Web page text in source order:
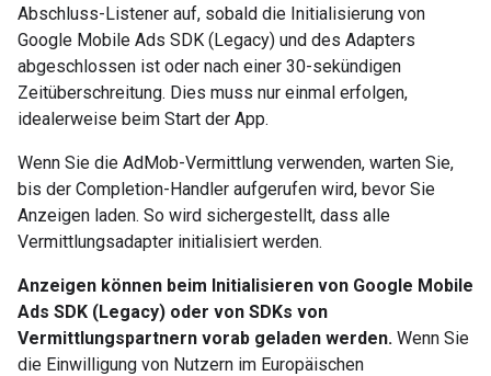
Abschluss-Listener auf, sobald die Initialisierung von
Google Mobile Ads SDK (Legacy) und des Adapters
abgeschlossen ist oder nach einer 30-sekündigen
Zeitüberschreitung. Dies muss nur einmal erfolgen,
idealerweise beim Start der App.
Wenn Sie die AdMob-Vermittlung verwenden, warten Sie,
bis der Completion-Handler aufgerufen wird, bevor Sie
Anzeigen laden. So wird sichergestellt, dass alle
Vermittlungsadapter initialisiert werden.
Anzeigen können beim Initialisieren von Google Mobile
Ads SDK (Legacy) oder von SDKs von
Vermittlungspartnern vorab geladen werden. Wenn Sie
die Einwilligung von Nutzern im Europäischen